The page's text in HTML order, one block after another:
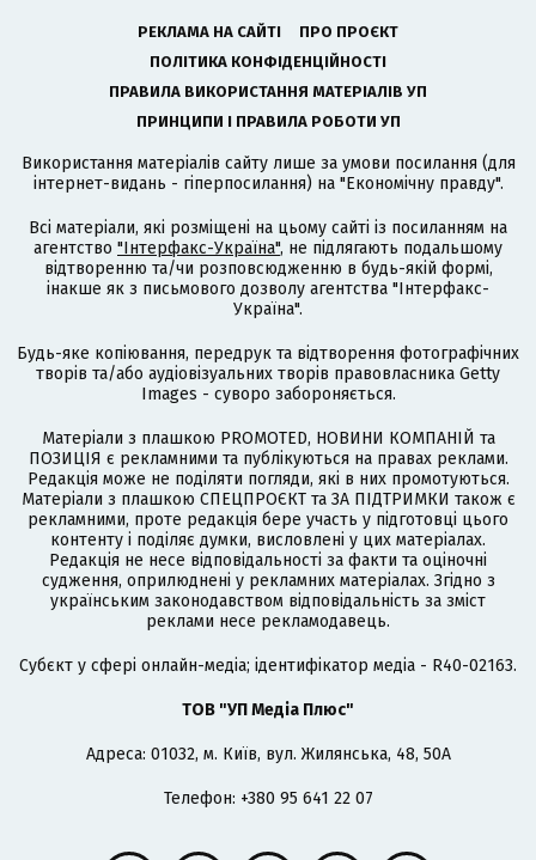
РЕКЛАМА НА САЙТІ
ПРО ПРОЄКТ
ПОЛІТИКА КОНФІДЕНЦІЙНОСТІ
ПРАВИЛА ВИКОРИСТАННЯ МАТЕРІАЛІВ УП
ПРИНЦИПИ І ПРАВИЛА РОБОТИ УП
Використання матеріалів сайту лише за умови посилання (для
інтернет-видань - гіперпосилання) на "Економічну правду".
Всі матеріали, які розміщені на цьому сайті із посиланням на
агентство "Інтерфакс-Україна", не підлягають подальшому
відтворенню та/чи розповсюдженню в будь-якій формі,
інакше як з письмового дозволу агентства "Інтерфакс-
Україна".
Будь-яке копіювання, передрук та відтворення фотографічних
творів та/або аудіовізуальних творів правовласника Getty
Images - суворо забороняється.
Матеріали з плашкою PROMOTED, НОВИНИ КОМПАНІЙ та
ПОЗИЦІЯ є рекламними та публікуються на правах реклами.
Редакція може не поділяти погляди, які в них промотуються.
Матеріали з плашкою СПЕЦПРОЄКТ та ЗА ПІДТРИМКИ також є
рекламними, проте редакція бере участь у підготовці цього
контенту і поділяє думки, висловлені у цих матеріалах.
Редакція не несе відповідальності за факти та оціночні
судження, оприлюднені у рекламних матеріалах. Згідно з
українським законодавством відповідальність за зміст
реклами несе рекламодавець.
Cубєкт у сфері онлайн-медіа; ідентифікатор медіа - R40-02163.
ТОВ "УП Медіа Плюс"
Адреса: 01032, м. Київ, вул. Жилянська, 48, 50А
Телефон: +380 95 641 22 07